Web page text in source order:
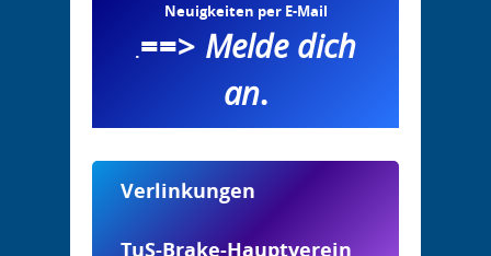
Neuigkeiten per E-Mail
.==> Melde dich
an.
Verlinkungen
TuS-Brake-Hauptverein